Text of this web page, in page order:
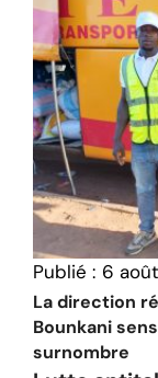
Publié : 6
La direction
Bounkani
surnombre